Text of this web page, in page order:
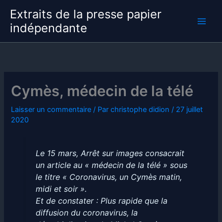
contenu
Extraits de la presse papier
indépendante
Cymès, médecin de la télé
Laisser un commentaire / Parchristophe didion / 27 juillet
2020
Le 15 mars, Arrêt sur images consacrait
un article au « médecin de la télé » sous
le titre « Coronavirus, un Cymès matin,
midi et soir ».
Et de constater : Plus rapide que la
diffusion du coronavirus, la